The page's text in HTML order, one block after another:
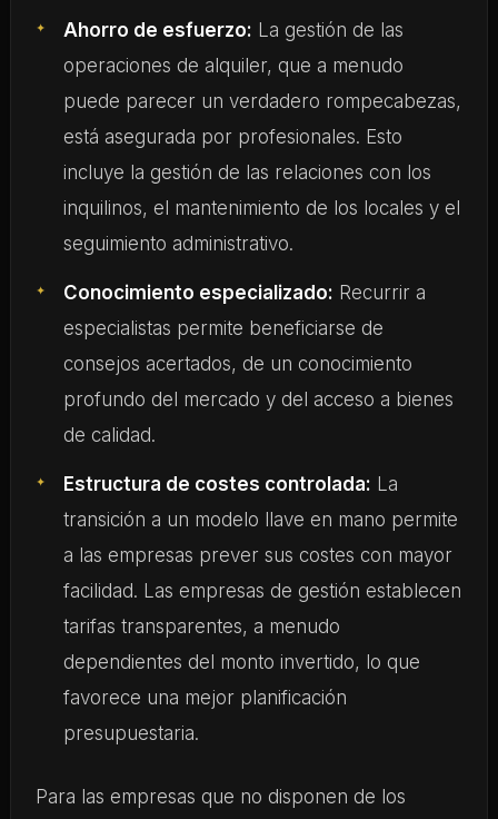
Ahorro de esfuerzo: La gestión de las
operaciones de alquiler, que a menudo
puede parecer un verdadero rompecabezas,
está asegurada por profesionales. Esto
incluye la gestión de las relaciones con los
inquilinos, el mantenimiento de los locales y el
seguimiento administrativo.
Conocimiento especializado: Recurrir a
especialistas permite beneficiarse de
consejos acertados, de un conocimiento
profundo del mercado y del acceso a bienes
de calidad.
Estructura de costes controlada: La
transición a un modelo llave en mano permite
a las empresas prever sus costes con mayor
facilidad. Las empresas de gestión establecen
tarifas transparentes, a menudo
dependientes del monto invertido, lo que
favorece una mejor planificación
presupuestaria.
Para las empresas que no disponen de los